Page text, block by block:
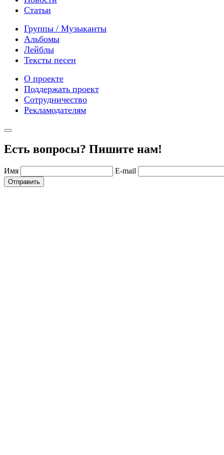
Статьи
Группы / Музыканты
Альбомы
Лейблы
Тексты песен
О проекте
Поддержать проект
Сотрудничество
Рекламодателям
Есть вопросы? Пишите нам!
Имя E-mail